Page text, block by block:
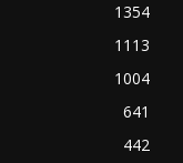
1354
1113
1004
641
442